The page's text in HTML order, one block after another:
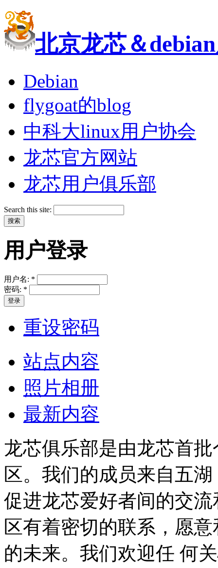
北京龙芯＆
Debian
flygoat的blog
中科大linux用户协会
龙芯官方网站
龙芯用户俱乐部
Search this site:
用户登录
用户名: *
密码: *
重设密码
站点内容
照片相册
最新内容
龙芯俱乐部是由龙芯首
区。我们的成员来自五
促进龙芯爱好者间的交
区有着密切的联系，愿
的未来。我们欢迎任 何